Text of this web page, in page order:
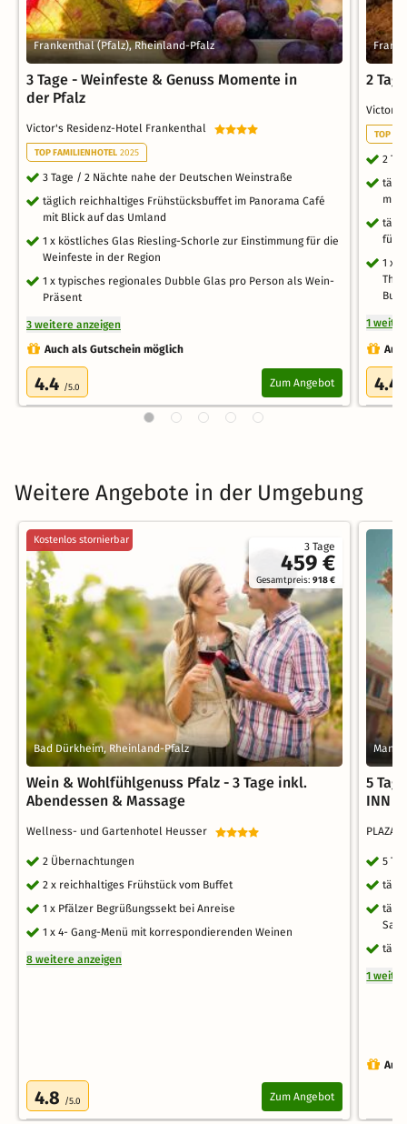
Frankenthal (Pfalz), Rheinland-Pfalz
3 Tage - Weinfeste & Genuss Momente in
der Pfalz
Victor's Residenz-Hotel Frankenthal
TOP FAMILIENHOTEL 2025
3 Tage / 2 Nächte nahe der Deutschen Weinstraße
täglich reichhaltiges Frühstücksbuffet im Panorama Café
mit Blick auf das Umland
1 x köstliches Glas Riesling-Schorle zur Einstimmung für die
Weinfeste in der Region
1 x typisches regionales Dubble Glas pro Person als Wein-
Präsent
3 weitere anzeigen
Auch als Gutschein möglich
4.4 /5.0 Zum Angebot
2
TOP
2
mit
für
1 x
1
4.4
Weitere Angebote in der Umgebung
3 Tage
459 €
Gesamtpreis:918 €
Kostenlos stornierbar
Bad Dürkheim, Rheinland-Pfalz
Wein & Wohlfühlgenuss Pfalz - 3 Tage inkl.
Abendessen & Massage
Wellness- und Gartenhotel Heusser
2 Übernachtungen
2 x reichhaltiges Frühstück vom Buffet
1 x Pfälzer Begrüßungssekt bei Anreise
1 x 4- Gang-Menü mit korrespondierenden Weinen
8 weitere anzeigen
4.8 /5.0 Zum Angebot
5
INN
PLAZA
5
1